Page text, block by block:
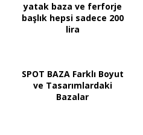
yatak baza ve ferforje
başlık hepsi sadece 200
lira
SPOT BAZA Farklı Boyut
ve Tasarımlardaki
Bazalar